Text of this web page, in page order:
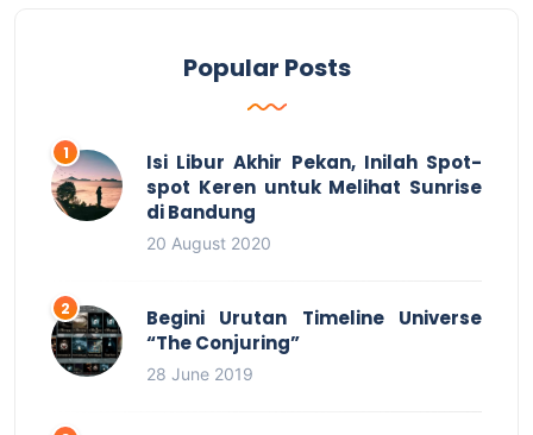
Popular Posts
Isi Libur Akhir Pekan, Inilah Spot-
spot Keren untuk Melihat Sunrise
di Bandung
20 August 2020
Begini Urutan Timeline Universe
“The Conjuring”
28 June 2019